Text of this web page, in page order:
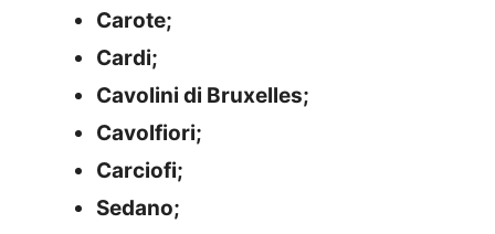
Carote;
Cardi;
Cavolini di Bruxelles;
Cavolfiori;
Carciofi;
Sedano;